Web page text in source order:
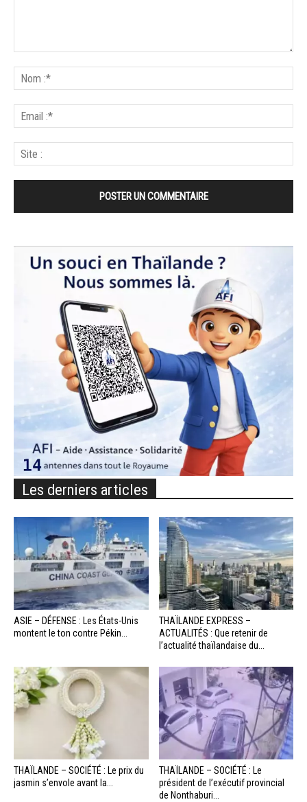
Les derniers articles
ASIE – DÉFENSE : Les États-Unis
montent le ton contre Pékin...
THAÏLANDE EXPRESS –
ACTUALITÉS : Que retenir de
l’actualité thaïlandaise du...
THAÏLANDE – SOCIÉTÉ : Le prix du
jasmin s’envole avant la...
THAÏLANDE – SOCIÉTÉ : Le
président de l’exécutif provincial
de Nonthaburi...